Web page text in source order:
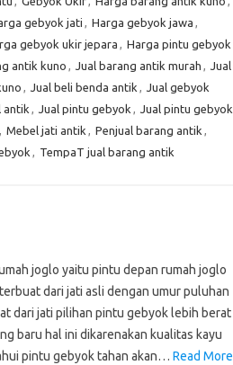
gebyok jati , Harga gebyok jawa ,
gebyok ukir jepara , Harga pintu gebyok
antik kuno , Jual barang antik murah , Jual
, Jual beli benda antik , Jual gebyok
antik , Jual pintu gebyok , Jual pintu gebyok
, Mebel jati antik , Penjual barang antik ,
, TempaT jual barang antik
joglo yaitu pintu depan rumah joglo
dari jati asli dengan umur puluhan
dari jati pilihan pintu gebyok lebih berat
baru hal ini dikarenakan kualitas kayu
pintu gebyok tahan akan… Read More